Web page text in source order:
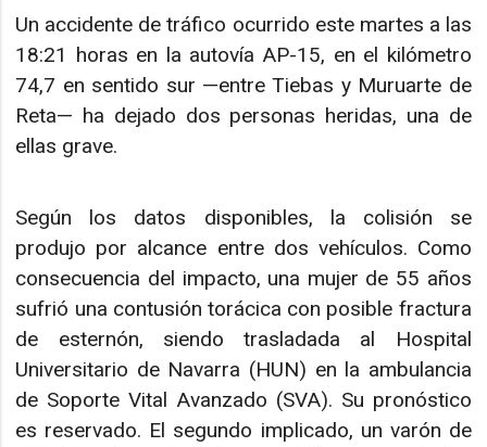
Un accidente de tráfico ocurrido este martes a las
18:21 horas en la autovía AP-15, en el kilómetro
74,7 en sentido sur —entre Tiebas y Muruarte de
Reta— ha dejado dos personas heridas, una de
ellas grave.
Según los datos disponibles, la colisión se
produjo por alcance entre dos vehículos. Como
consecuencia del impacto, una mujer de 55 años
sufrió una contusión torácica con posible fractura
de esternón, siendo trasladada al Hospital
Universitario de Navarra (HUN) en la ambulancia
de Soporte Vital Avanzado (SVA). Su pronóstico
es reservado. El segundo implicado, un varón de